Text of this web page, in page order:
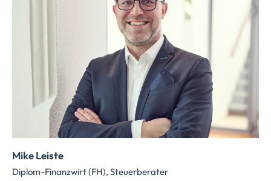
Mike Leiste
Diplom-Finanzwirt (FH), Steuerberater